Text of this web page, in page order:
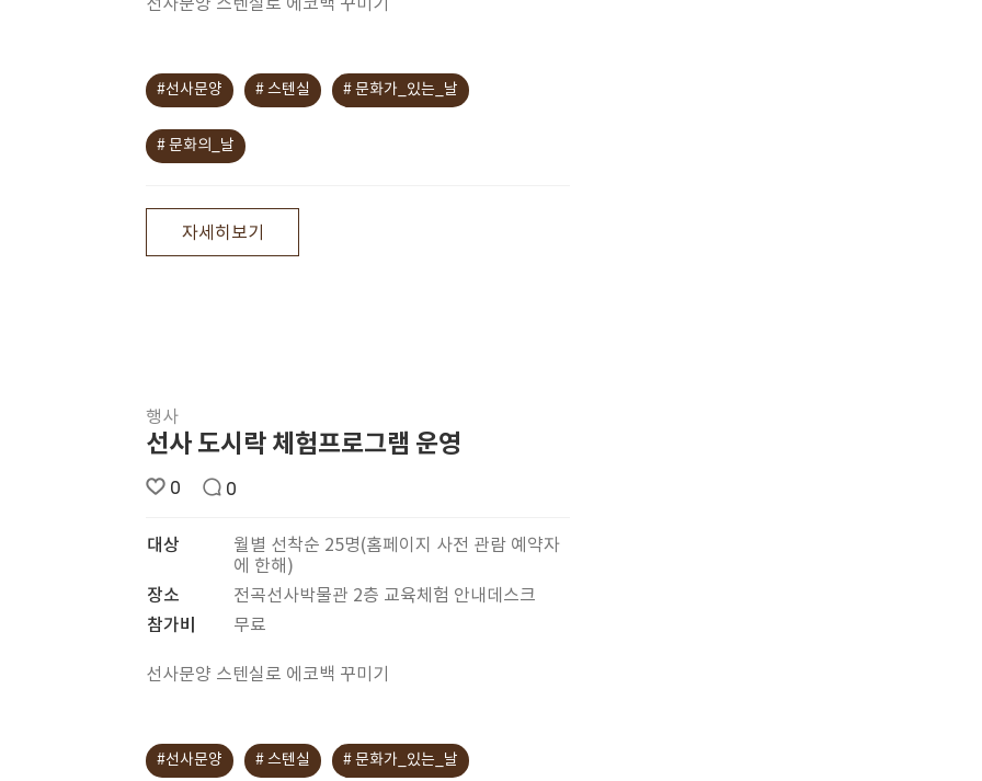
선사문양 스텐실로 에코백 꾸미기
#선사문양 # 스텐실 # 문화가_있는_날
# 문화의_날
자세히보기
행사
선사 도시락 체험프로그램 운영
0 0
대상
월별 선착순 25명(홈페이지 사전 관람 예약자
에 한해)
장소
전곡선사박물관 2층 교육체험 안내데스크
참가비
무료
선사문양 스텐실로 에코백 꾸미기
#선사문양 # 스텐실 # 문화가_있는_날